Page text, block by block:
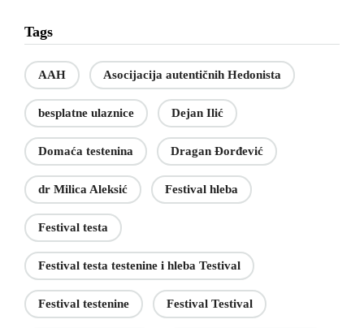
Tags
AAH Asocijacija autentičnih Hedonista
besplatne ulaznice Dejan Ilić
Domaća testenina Dragan Đorđević
dr Milica Aleksić Festival hleba
Festival testa
Festival testa testenine i hleba Testival
Festival testenine Festival Testival